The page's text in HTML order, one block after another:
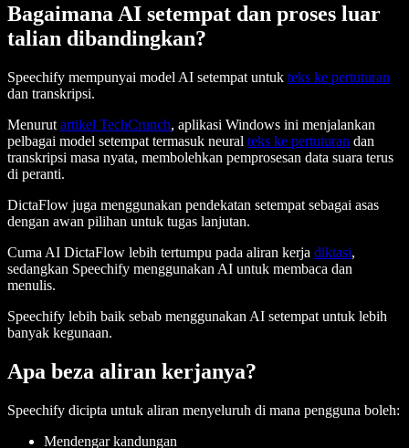
Bagaimana AI setempat dan proses luar
talian dibandingkan?
Speechify mempunyai model AI setempat untuk teks ke pertuturan
dan transkripsi.
Menurut artikel TechCrunch, aplikasi Windows ini menjalankan
pelbagai model setempat termasuk neural teks ke pertuturan dan
transkripsi masa nyata, membolehkan pemprosesan data suara terus
di peranti.
DictaFlow juga menggunakan pendekatan setempat sebagai asas
dengan awan pilihan untuk tugas lanjutan.
Cuma AI DictaFlow lebih tertumpu pada aliran kerja diktasi,
sedangkan Speechify menggunakan AI untuk membaca dan
menulis.
Speechify lebih baik sebab menggunakan AI setempat untuk lebih
banyak kegunaan.
Apa beza aliran kerjanya?
Speechify dicipta untuk aliran menyeluruh di mana pengguna boleh:
Mendengar kandungan